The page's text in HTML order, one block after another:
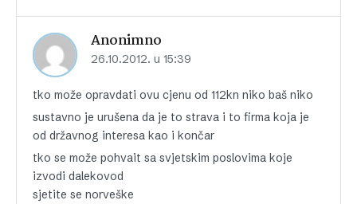
Anonimno
26.10.2012. u 15:39
tko može opravdati ovu cjenu od 112kn niko baš niko
sustavno je urušena da je to strava i to firma koja je
od državnog interesa kao i končar
tko se može pohvait sa svjetskim poslovima koje
izvodi dalekovod
sjetite se norveške